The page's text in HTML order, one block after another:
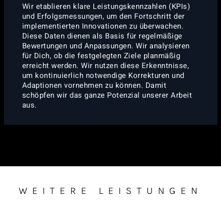
Wir etablieren klare Leistungskennzahlen (KPIs)
und Erfolgsmessungen, um den Fortschritt der
implementierten Innovationen zu überwachen.
Diese Daten dienen als Basis für regelmäßige
Bewertungen und Anpassungen. Wir analysieren
für Dich, ob die festgelegten Ziele planmäßig
erreicht werden. Wir nutzen diese Erkenntnisse,
um kontinuierlich notwendige Korrekturen und
Adaptionen vornehmen zu können. Damit
schöpfen wir das ganze Potenzial unserer Arbeit
aus.
WEITERE LEISTUNGEN